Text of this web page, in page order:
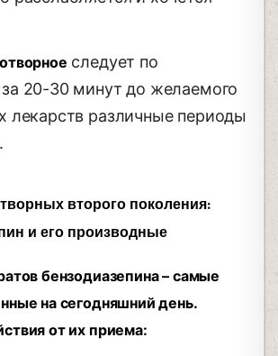
следует по
20-30 минут до желаемого
лекарств различные периоды
второго поколения:
и его производные
бензодиазепина – самые
на сегодняшний день.
от их приема: